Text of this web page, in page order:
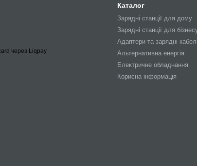
Каталог
Зарядні станції для дому
Зарядні станції для
Адаптери та зарядні кабелі
Альтернативна енергія
Електричне обладнання
Корисна інформація